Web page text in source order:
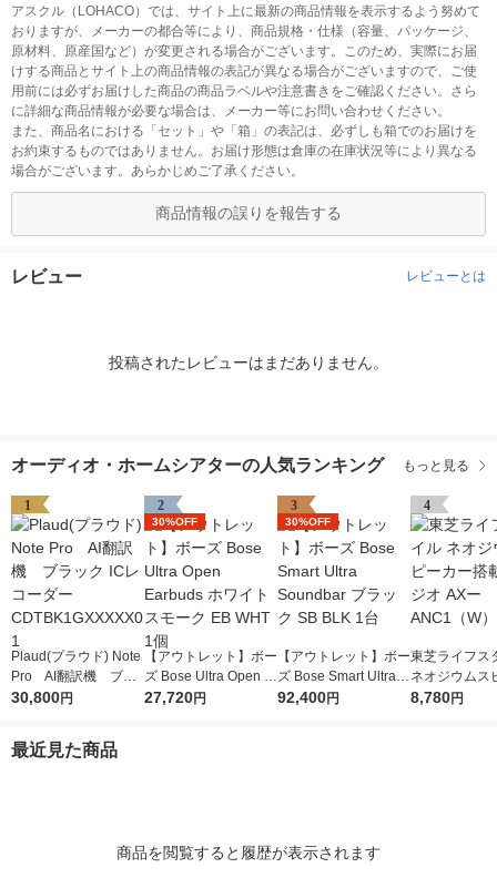
アスクル（LOHACO）では、サイト上に最新の商品情報を表示するよう努めて
おりますが、メーカーの都合等により、商品規格・仕様（容量、パッケージ、
原材料、原産国など）が変更される場合がございます。このため、実際にお届
けする商品とサイト上の商品情報の表記が異なる場合がございますので、ご使
用前には必ずお届けした商品の商品ラベルや注意書きをご確認ください。さら
に詳細な商品情報が必要な場合は、メーカー等にお問い合わせください。
また、商品名における「セット」や「箱」の表記は、必ずしも箱でのお届けを
お約束するものではありません。お届け形態は倉庫の在庫状況等により異なる
場合がございます。あらかじめご了承ください。
商品情報の誤りを報告する
レビュー レビューとは
投稿されたレビューはまだありません。
オーディオ・ホームシアターの人気ランキング もっと見る
1
Plaud(プラウド) Note
Pro AI翻訳機 ブラ
ック ICレコーダー CD
30,800円
2
30%OFF
【アウトレット】ボー
ズ Bose Ultra Open E
arbuds ホワイトスモ
27,720円
3
30%OFF
【アウトレット】ボー
ズ Bose Smart Ultra S
oundbar ブラック SB
92,400円
4
東芝ライフス
ネオジウムス
搭載CDラジ
8,780円
最近見た商品
商品を閲覧すると履歴が表示されます